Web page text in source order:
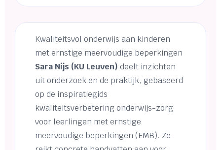
Kwaliteitsvol onderwijs aan kinderen
met ernstige meervoudige beperkingen
Sara Nijs (KU Leuven) deelt inzichten
uit onderzoek en de praktijk, gebaseerd
op de inspiratiegids
kwaliteitsverbetering onderwijs-zorg
voor leerlingen met ernstige
meervoudige beperkingen (EMB). Ze